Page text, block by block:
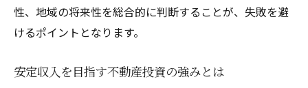
性、地域の将来性を総合的に判断することが、失敗を避
けるポイントとなります。
安定収入を目指す不動産投資の強みとは